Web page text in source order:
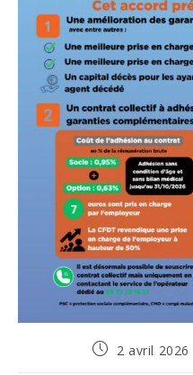
Publication
2 avril 2026